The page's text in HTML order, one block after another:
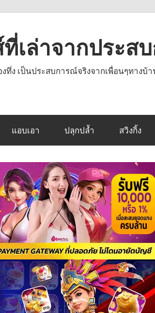
ที่เล่าจากประ
ทึ่ง เป็นประสบการณ์จริงจากเพื่อนๆทาง
แอบเอา ปลุกปล้ำ สวิงกิ้ง